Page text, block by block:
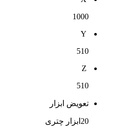
1000
510
510
تعویض ابزار
20ابزار چتری